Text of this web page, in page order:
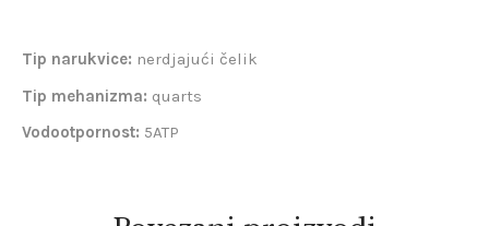
Tip narukvice: nerdjajući čelik
Tip mehanizma: quarts
Vodootpornost: 5ATP